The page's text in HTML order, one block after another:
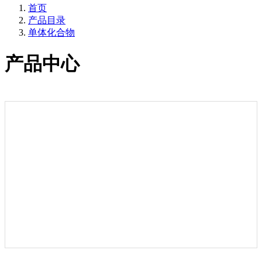
首页
产品目录
单体化合物
产品中心